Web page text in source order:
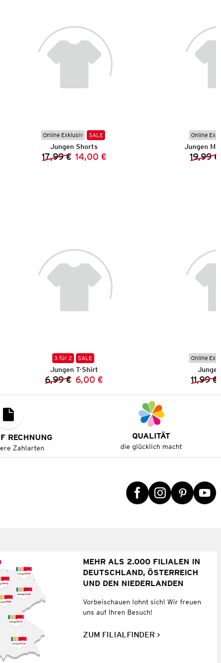
Online Exklusiv SALE
Jungen Shorts
Vorheriger Preis:
17,99 € Neuer Preis:
14,00 €
Online
Jungen
19,99 €
3 für 2 SALE
Jungen T-Shirt
Vorheriger Preis:
6,99 € Neuer Preis:
6,00 €
Online
11,99 €
RECHNUNG
Zahlarten
QUALITÄT
die glücklich macht
MEHR ALS 2.000 FILIALEN IN
DEUTSCHLAND, ÖSTERREICH
UND DEN NIEDERLANDEN
Vorbeischauen lohnt sich! Wir freuen
uns auf Ihren Besuch!
ZUM FILIALFINDER